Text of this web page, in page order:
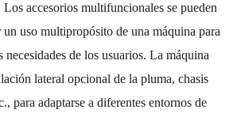
accesorios multifuncionales se pueden
uso multipropósito de una máquina para
necesidades de los usuarios. La máquina
lateral opcional de la pluma, chasis
para adaptarse a diferentes entornos de